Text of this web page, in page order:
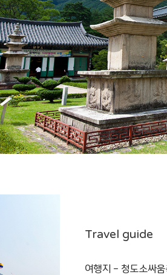
Travel guide
여행지 - 청도소싸움